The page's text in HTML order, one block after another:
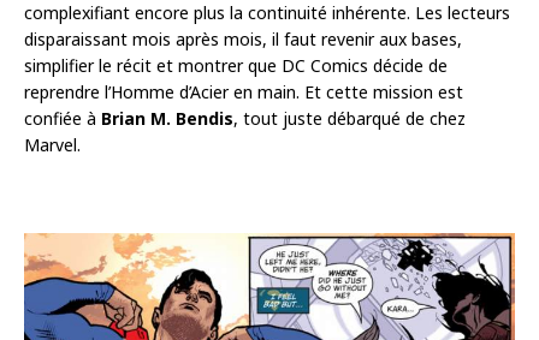
complexifiant encore plus la continuité inhérente. Les lecteurs
disparaissant mois après mois, il faut revenir aux bases,
simplifier le récit et montrer que DC Comics décide de
reprendre l’Homme d’Acier en main. Et cette mission est
confiée à Brian M. Bendis, tout juste débarqué de chez
Marvel.